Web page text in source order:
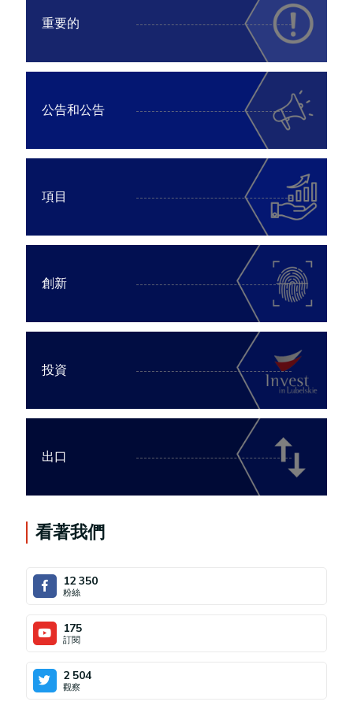
重要的
公告和公告
項目
創新
投資
出口
看著我們
12 350
粉絲
175
訂閱
2 504
觀察